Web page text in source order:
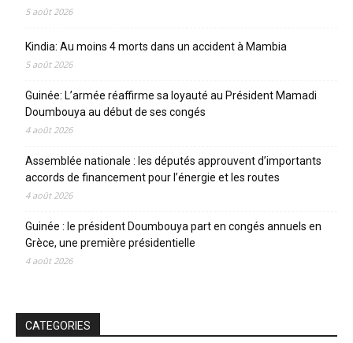
5 août 2026
Kindia: Au moins 4 morts dans un accident à Mambia
5 août 2026
Guinée: L’armée réaffirme sa loyauté au Président Mamadi
Doumbouya au début de ses congés
4 août 2026
Assemblée nationale : les députés approuvent d’importants
accords de financement pour l’énergie et les routes
4 août 2026
Guinée : le président Doumbouya part en congés annuels en
Grèce, une première présidentielle
4 août 2026
CATEGORIES